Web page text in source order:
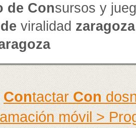
de Consursos y
de viralidad zaragoza
ContactarCon
móvil >